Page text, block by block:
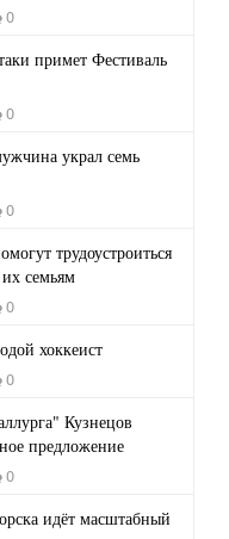
0
примет Фестиваль
0
украл семь
0
трудоустроиться
семьям
0
хоккеист
0
Кузнецов
предложение
0
идёт масштабный